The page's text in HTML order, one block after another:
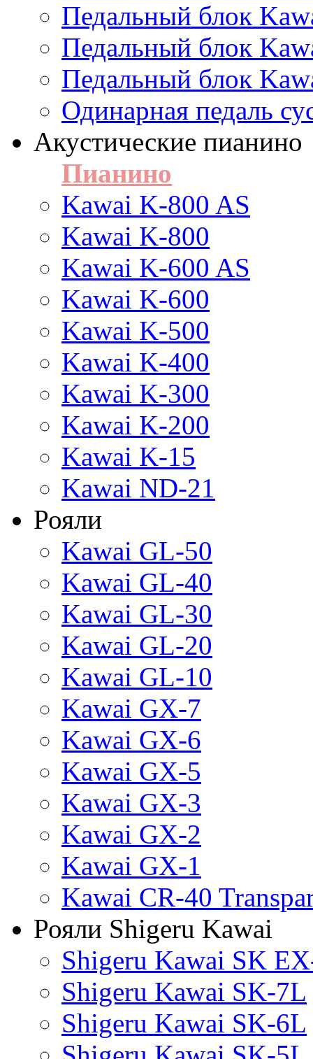
Педальный блок
Педальный блок
Педальный блок
Одинарная педаль
Акустические пианино
Пианино
Kawai K-800 AS
Kawai K-800
Kawai K-600 AS
Kawai K-600
Kawai K-500
Kawai K-400
Kawai K-300
Kawai K-200
Kawai K-15
Kawai ND-21
Рояли
Kawai GL-50
Kawai GL-40
Kawai GL-30
Kawai GL-20
Kawai GL-10
Kawai GX-7
Kawai GX-6
Kawai GX-5
Kawai GX-3
Kawai GX-2
Kawai GX-1
Kawai CR-40
Рояли Shigeru Kawai
Shigeru Kawai SK
Shigeru Kawai SK-7L
Shigeru Kawai SK-6L